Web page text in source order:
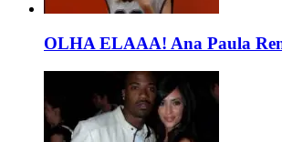
OLHA ELAAA! Ana Paula